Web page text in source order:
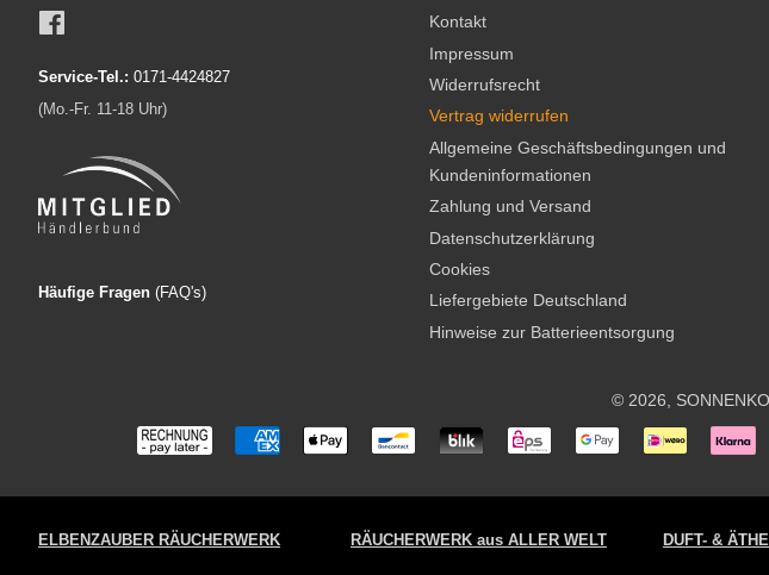
Service-Tel.: 0171-4424827
(Mo.-Fr. 11-18 Uhr)
Häufige Fragen (FAQ's)
Kontakt
Impressum
Widerrufsrecht
Vertrag widerrufen
Allgemeine Geschäftsbedingungen und
Kundeninformationen
Zahlung und Versand
Datenschutzerklärung
Cookies
Liefergebiete Deutschland
Hinweise zur Batterieentsorgung
© 2026,
ELBENZAUBER RÄUCHERWERK RÄUCHERWERK aus ALLER WELT DUFT- &